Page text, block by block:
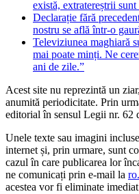
există, extratereștrii sunt
Declarație fără
nostru se află într-o
Televiziunea maghiară
mai poate minți. Ne
ani de zile.”
Acest site nu reprezintă un
anumită periodicitate. Prin
editorial în sensul Legii nr. 62
Unele texte sau imagini
internet și, prin urmare, sunt
cazul în care publicarea lor
ne comunicați prin e-mail la
acestea vor fi eliminate